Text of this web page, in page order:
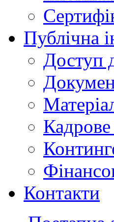
Публічна
Доступ
Кадрове
Контакти